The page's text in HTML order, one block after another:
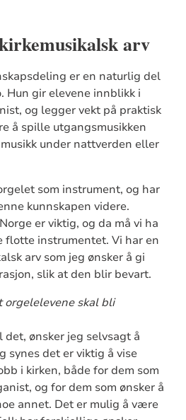
arv
er en naturlig del
Hun gir elevene innblikk i
og legger vekt på praktisk
å spille utgangsmusikken
under nattverden eller
som instrument, og har
kunnskapen videre.
er viktig, og da må vi ha
flotte instrumentet. Vi har en
arv som jeg ønsker å gi
slik at den blir bevart.
orgelelevene skal bli
ønsker jeg selvsagt å
synes det er viktig å vise
i kirken, både for dem som
og for dem som ønsker å
annet. Det er mulig å være